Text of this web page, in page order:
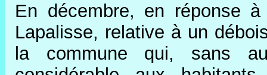
En décembre, en réponse
Lapalisse, relative à un
la commune qui, sans